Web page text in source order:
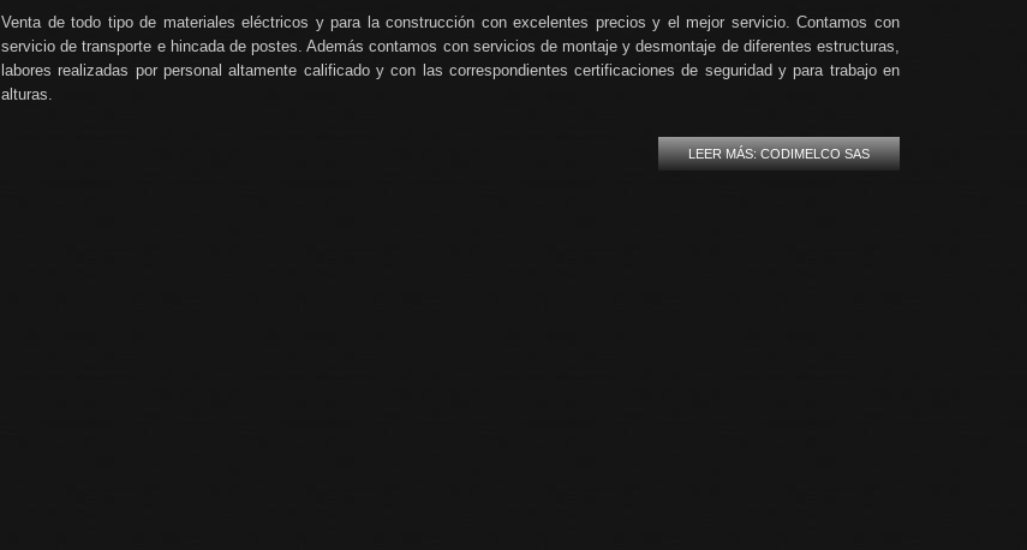
Venta de todo tipo de materiales eléctricos y para la construcción con excelentes precios y el mejor servicio. Contamos con
servicio de transporte e hincada de postes. Además contamos con servicios de montaje y desmontaje de diferentes estructuras,
labores realizadas por personal altamente calificado y con las correspondientes certificaciones de seguridad y para trabajo en
alturas.
LEER MÁS: CODIMELCO SAS